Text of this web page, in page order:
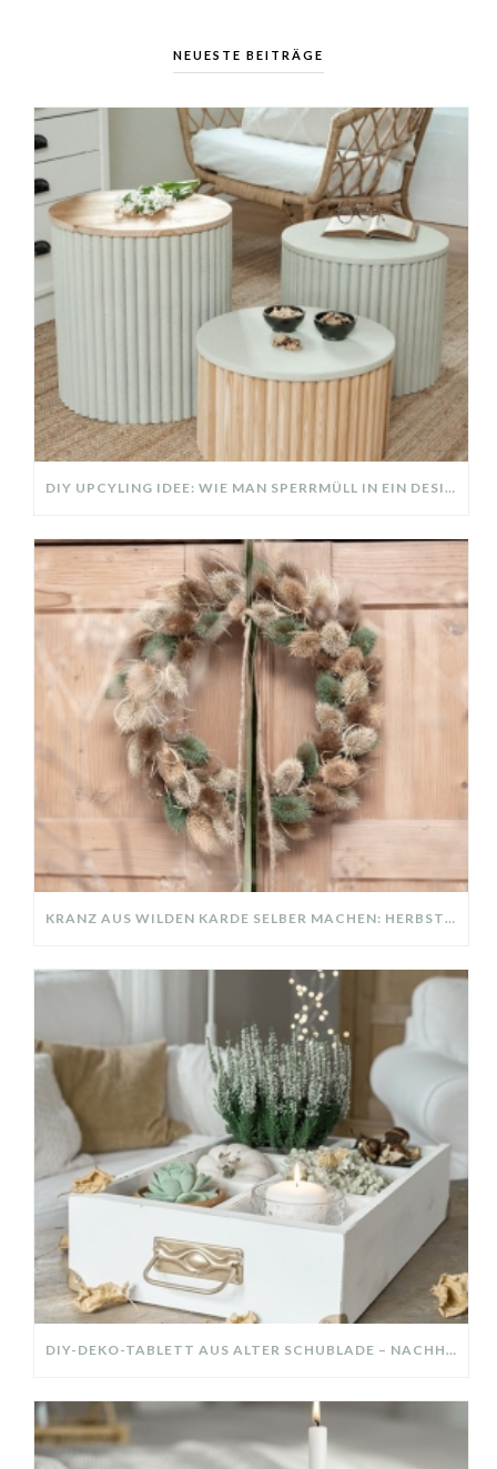
NEUESTE BEITRÄGE
DIY UPCYLING IDEE: WIE MAN SPERRMÜLL IN EIN DESIGNER TEIL VERWANDELT
KRANZ AUS WILDEN KARDE SELBER MACHEN: HERBSTDEKO GANZ EINFACH
DIY-DEKO-TABLETT AUS ALTER SCHUBLADE – NACHHALTIGE HERBSTDEKO SELBER MACHEN!